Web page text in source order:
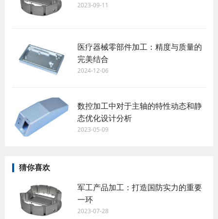
2023-09-11
医疗器械零部件加工：精度与质量的
完美结合
2024-12-06
数控加工中对于主轴的特性动态和静
态优化设计分析
2023-05-09
猜你喜欢
军工产品加工：打造国防实力的重要
一环
2023-07-28